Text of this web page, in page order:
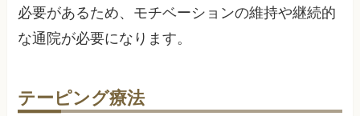
必要があるため、モチベーションの維持や継続的
な通院が必要になります。
テーピング療法